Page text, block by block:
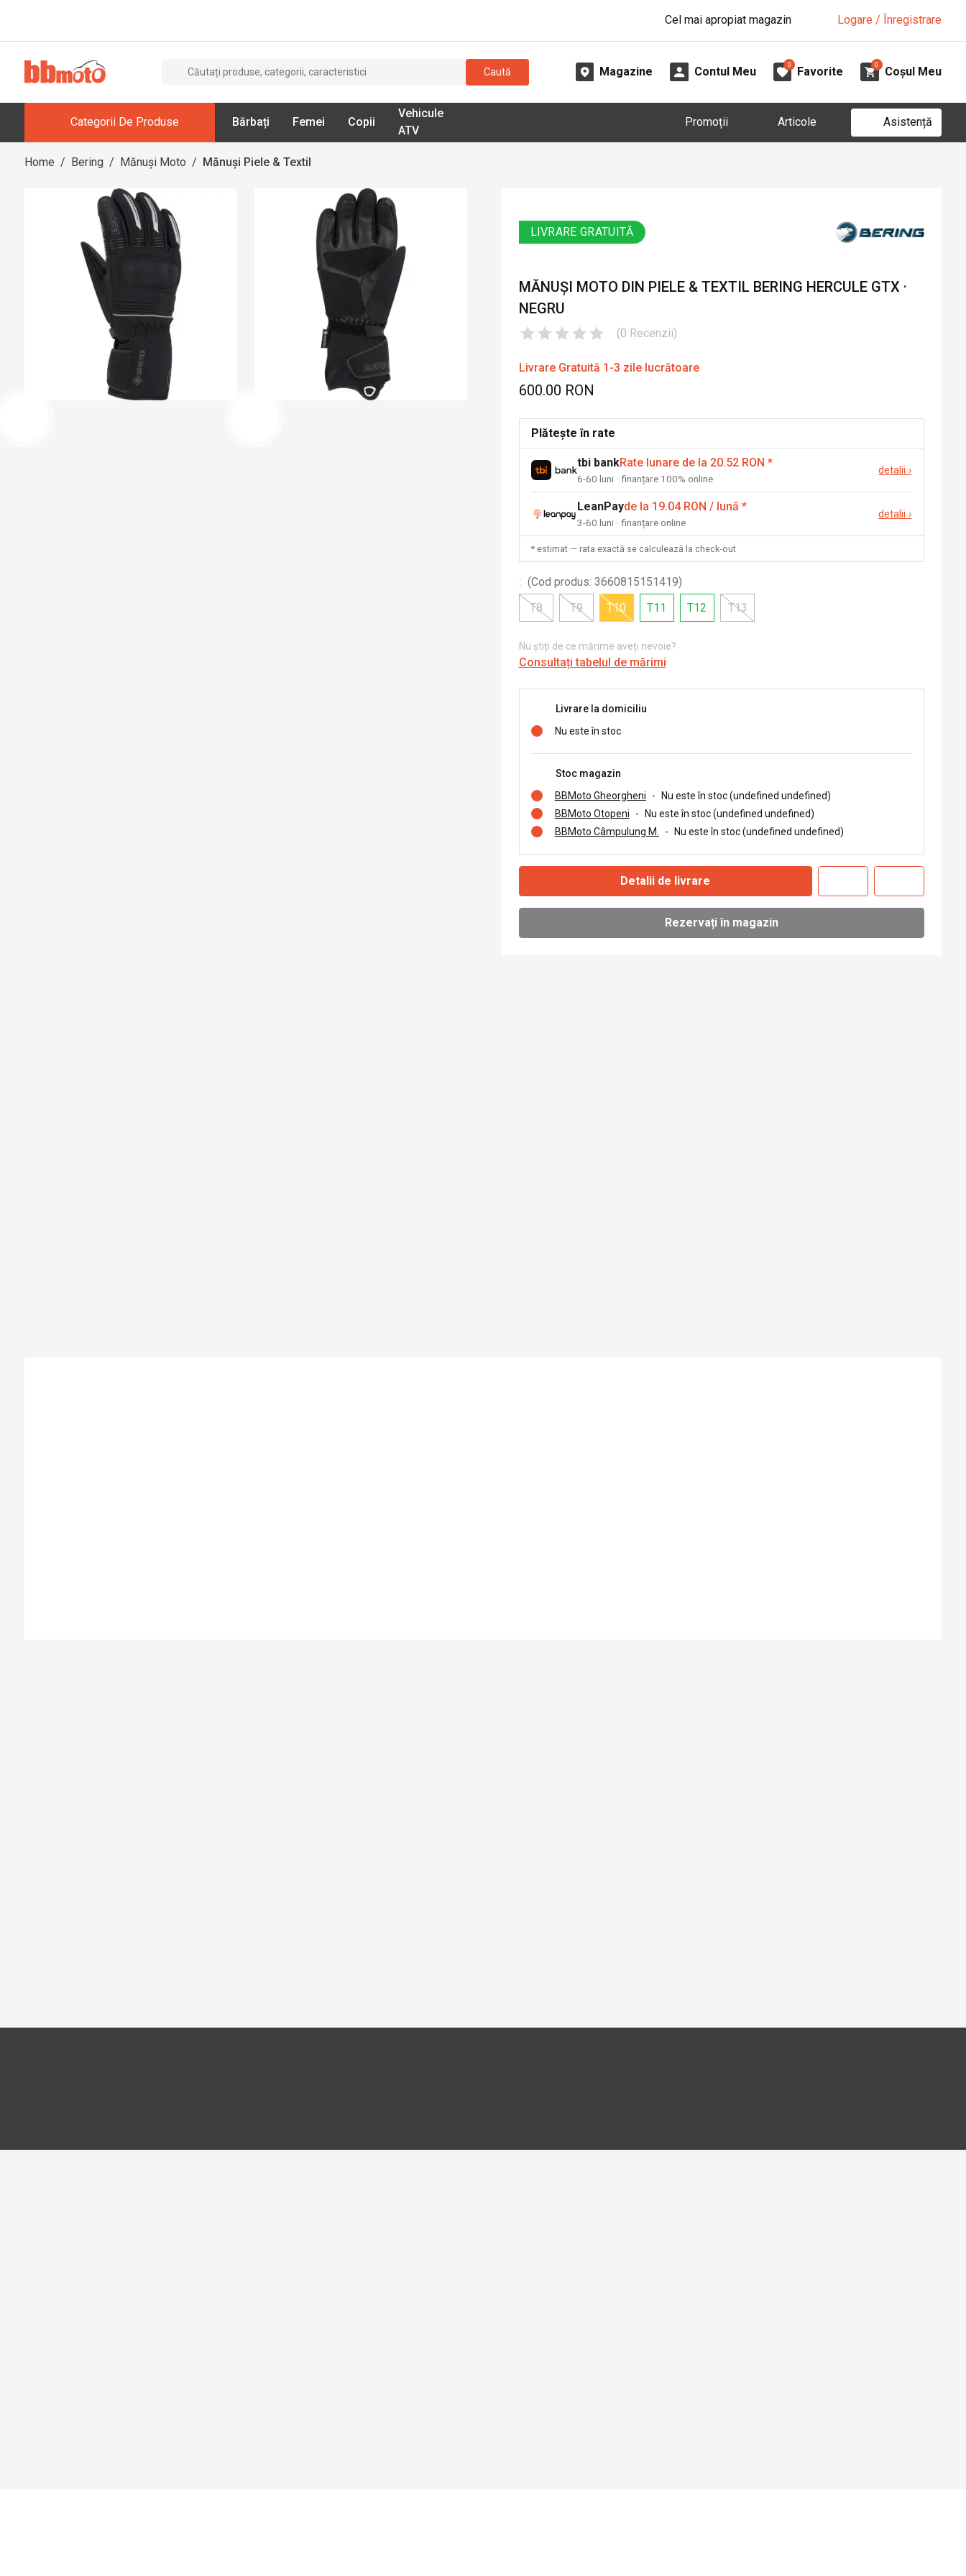
Cel mai apropiat magazin Logare / Înregistrare
Caută Magazine Contul Meu
0
Favorite
0
Coșul Meu
Categorii De Produse Bărbați Femei Copii
Vehicule
ATV
Promoții Articole Asistență
Home / Bering / Mănuși Moto / Mănuși Piele & Textil
LIVRARE GRATUITĂ
MĂNUȘI MOTO DIN PIELE & TEXTIL BERING HERCULE GTX ·
NEGRU
(0 Recenzii)
Livrare Gratuită 1-3 zile lucrătoare
600.00 RON
Plătește în rate
tbi bankRate lunare de la 20.52 RON *
6-60 luni · finanțare 100% online
detalii ›
LeanPayde la 19.04 RON / lună *
3-60 luni · finanțare online
detalii ›
* estimat — rata exactă se calculează la check-out
: (Cod produs: 3660815151419)
T8
T9 T10 T11 T12 T13
Nu știți de ce mărime aveți nevoie?
Consultați tabelul de mărimi
Livrare la domiciliu
Nu este în stoc
Stoc magazin
BBMoto Gheorgheni
-
Nu este în stoc (undefined undefined)
BBMoto Otopeni
-
Nu este în stoc (undefined undefined)
BBMoto Câmpulung M.
- Nu este în stoc (undefined undefined)
Detalii de livrare
Rezervați în magazin